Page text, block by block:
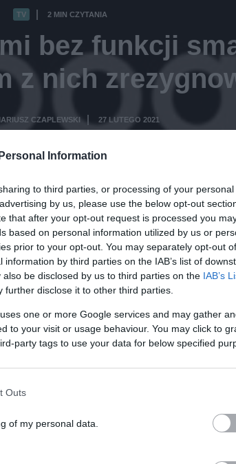
Information
to third parties, or processing of your personal
by us, please use the below opt-out
that after your opt-out request is processed you
based on personal information utilized by us or
prior to your opt-out. You may separately opt-out
by third parties on the IAB’s list of
be disclosed by us to third parties on the IAB’s
further disclose it to other third parties.
one or more Google services and may gather
to your visit or usage behaviour. You may click to
party tags to use your data for below specified
Outs
of my personal data.
TV 2 MIN CZYTANIA
bez funkcji
z nich
CZAPLEWSKI 27 LUTEGO 2021